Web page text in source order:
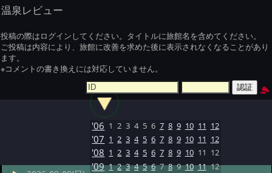
温泉レビュー
投稿の際はログインしてください。タイトルに旅館名を含めてください。
ご投稿は内容により、旅館に改善を求めた後に表示されなくなることがあり
ます。
※コメントの書き換えには対応していません。
'06 1 2 3 4 5 6 7 8 9 10 11 12
'07 1 2 3 4 5 6 7 8 9 10 11 12
'08 1 2 3 4 5 6 7 8 9 10 11 12
'09 1 2 3 4 5 6 7 8 9 10 11 12